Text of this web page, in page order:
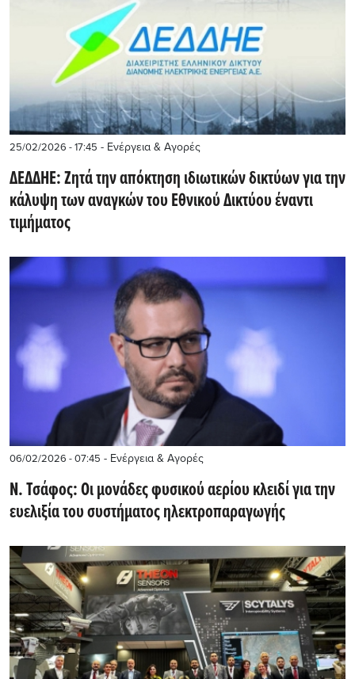
25/02/2026 - 17:45 - Ενέργεια & Αγορές
ΔΕΔΔΗΕ: Ζητά την απόκτηση ιδιωτικών δικτύων για την
κάλυψη των αναγκών του Εθνικού Δικτύου έναντι
τιμήματος
06/02/2026 - 07:45 - Ενέργεια & Αγορές
Ν. Τσάφος: Οι μονάδες φυσικού αερίου κλειδί για την
ευελιξία του συστήματος ηλεκτροπαραγωγής